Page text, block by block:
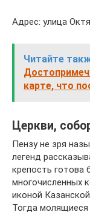
Адрес: улица
Читайте
карте, что
Церкви,
Пензу не зря
легенд
крепость готова
многочисленных
иконой
Тогда молящиеся